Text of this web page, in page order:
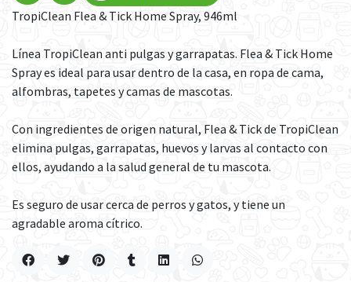
TropiClean Flea & Tick Home Spray, 946ml
Línea TropiClean anti pulgas y garrapatas. Flea & Tick Home
Spray es ideal para usar dentro de la casa, en ropa de cama,
alfombras, tapetes y camas de mascotas.
Con ingredientes de origen natural, Flea & Tick de TropiClean
elimina pulgas, garrapatas, huevos y larvas al contacto con
ellos, ayudando a la salud general de tu mascota.
Es seguro de usar cerca de perros y gatos, y tiene un
agradable aroma cítrico.